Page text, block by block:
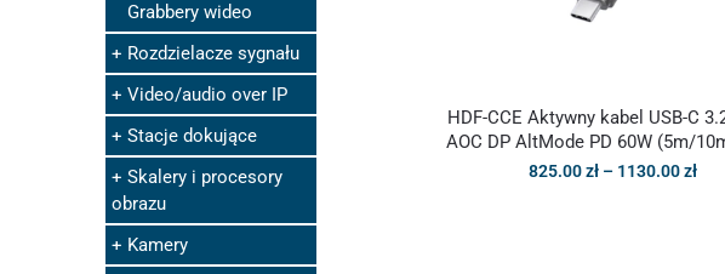
HDF-CCE Aktywny kabel USB-C
AOC DP AltMode PD 60W (5m/
825.00zł – 1130.00zł
Grabbery wideo
Rozdzielacze sygnału
Video/audio over IP
Stacje dokujące
Skalery i procesory
obrazu
Kamery